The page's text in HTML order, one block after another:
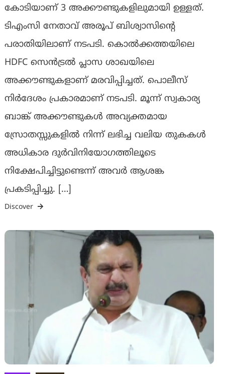
കോടിയാണ് 3 അക്കൗണ്ടുകളിലുമായി ഉള്ളത്.
ടിഎംസി നേതാവ് അരൂപ് ബിശ്വാസിന്റെ
പരാതിയിലാണ് നടപടി. കൊൽക്കത്തയിലെ
HDFC സെൻട്രൽ പ്ലാസ ശാഖയിലെ
അക്കൗണ്ടുകളാണ് മരവിപ്പിച്ചത്. പൊലീസ്
നിർദേശം പ്രകാരമാണ് നടപടി. മൂന്ന് സ്വകാര്യ
ബാങ്ക് അക്കൗണ്ടുകൾ അവ്യക്തമായ
സ്രോതസ്സുകളിൽ നിന്ന് ലഭിച്ച വലിയ തുകകൾ
അധികാര ദുർവിനിയോഗത്തിലൂടെ
നിക്ഷേപിച്ചിട്ടുണ്ടെന്ന് അവർ ആശങ്ക
പ്രകടിപ്പിച്ചു. […]
Discover